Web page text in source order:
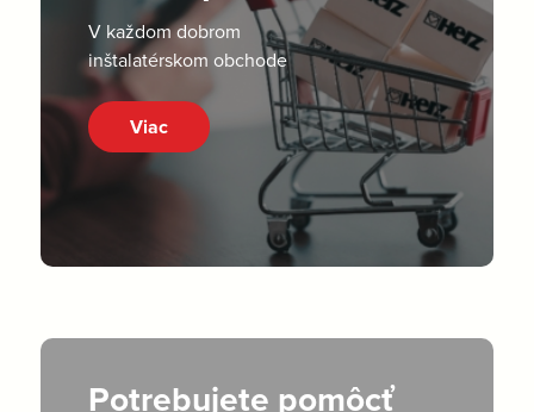
V každom dobrom
inštalatérskom obchode
Viac
Potrebujete pomôcť